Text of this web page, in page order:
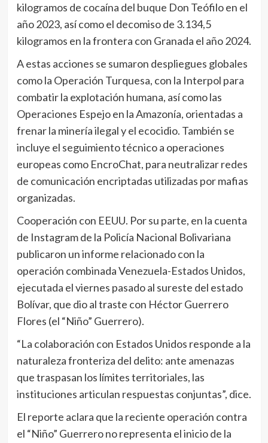
kilogramos de cocaína del buque Don Teófilo en el
año 2023, así como el decomiso de 3.134,5
kilogramos en la frontera con Granada el año 2024.
A estas acciones se sumaron despliegues globales
como la Operación Turquesa, con la Interpol para
combatir la explotación humana, así como las
Operaciones Espejo en la Amazonía, orientadas a
frenar la minería ilegal y el ecocidio. También se
incluye el seguimiento técnico a operaciones
europeas como EncroChat, para neutralizar redes
de comunicación encriptadas utilizadas por mafias
organizadas.
Cooperación con EEUU. Por su parte, en la cuenta
de Instagram de la Policía Nacional Bolivariana
publicaron un informe relacionado con la
operación combinada Venezuela-Estados Unidos,
ejecutada el viernes pasado al sureste del estado
Bolívar, que dio al traste con Héctor Guerrero
Flores (el “Niño” Guerrero).
“La colaboración con Estados Unidos responde a la
naturaleza fronteriza del delito: ante amenazas
que traspasan los límites territoriales, las
instituciones articulan respuestas conjuntas”, dice.
El reporte aclara que la reciente operación contra
el “Niño” Guerrero no representa el inicio de la